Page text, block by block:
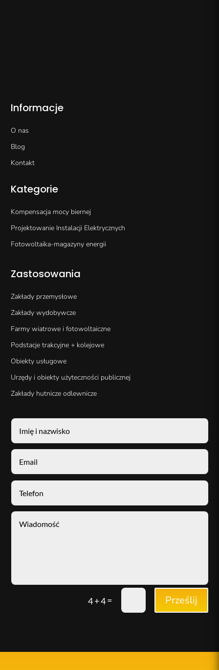
Informacje
O nas
Blog
Kontakt
Kategorie
Kompensacja mocy biernej
Projektowanie Instalacji Elektrycznych
Fotowoltaika-magazyny energii
Zastosowania
Zakłady przemysłowe
Zakłady wydobywcze
Farmy wiatrowe i fotowoltaiczne
Podstacje trakcyjne + kolejowe
Obiekty usługowe
Urzędy i obiekty użyteczności publicznej
Zakłady hutnicze odlewnicze
4 + 4= Prześlij